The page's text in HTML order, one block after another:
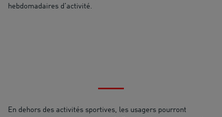
hebdomadaires d’activité.
En dehors des activités sportives, les usagers pourront